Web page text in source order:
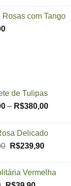
Rosas com Tango
de Tulipas
– R$380,00Price
through
Delicado
O
era:
R$239,90O
é:
Vermelha